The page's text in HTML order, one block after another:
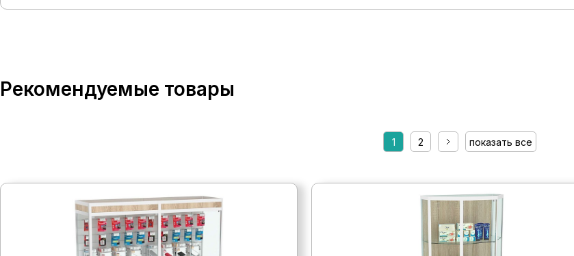
Рекомендуемые товары
1 2 показать все